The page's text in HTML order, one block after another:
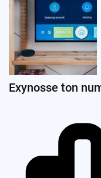
Exynosse ton